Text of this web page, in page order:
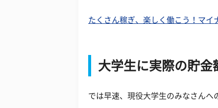
たくさん稼ぎ、楽しく働こう！マイ
大学生に実際の貯金
では早速、現役大学生のみなさんへ